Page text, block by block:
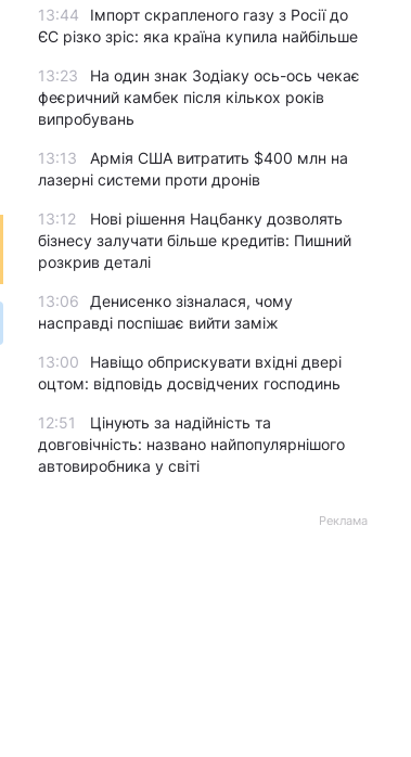
13:44
Імпорт скрапленого газу з Росії до
ЄС різко зріс: яка країна купила найбільше
13:23
На один знак Зодіаку ось-ось чекає
феєричний камбек після кількох років
випробувань
13:13
Армія США витратить $400 млн на
лазерні системи проти дронів
13:12
Нові рішення Нацбанку дозволять
бізнесу залучати більше кредитів: Пишний
розкрив деталі
13:06
Денисенко зізналася, чому
насправді поспішає вийти заміж
13:00
Навіщо обприскувати вхідні двері
оцтом: відповідь досвідчених господинь
12:51
Цінують за надійність та
довговічність: названо найпопулярнішого
автовиробника у світі
Реклама